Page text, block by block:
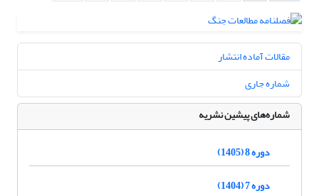
مقالات آماده انتشار
شماره جاری
شماره‌های پیشین نشریه
دوره 8 (1405)
دوره 7 (1404)